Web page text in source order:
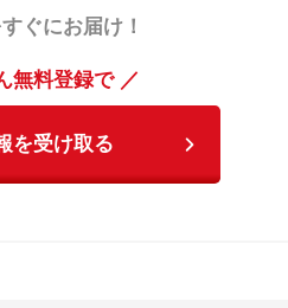
ぐにお届け！
無料登録で ／
を受け取る